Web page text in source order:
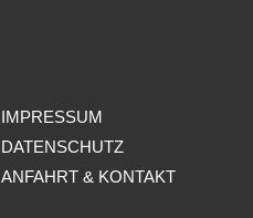
IMPRESSUM
DATENSCHUTZ
ANFAHRT & KONTAKT